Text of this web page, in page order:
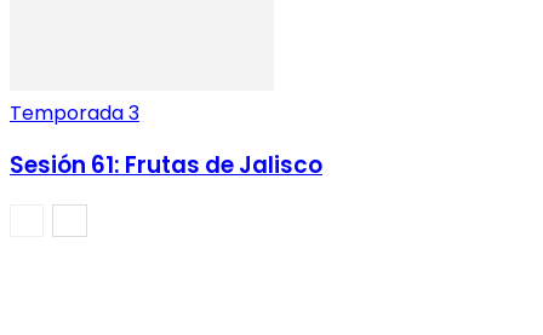
Temporada 3
Sesión 61: Frutas de Jalisco